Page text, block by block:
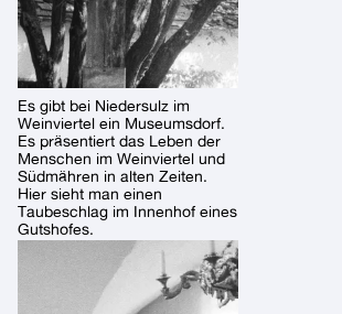
Es gibt bei Niedersulz im
Weinviertel ein Museumsdorf.
Es präsentiert das Leben der
Menschen im Weinviertel und
Südmähren in alten Zeiten.
Hier sieht man einen
Taubeschlag im Innenhof eines
Gutshofes.